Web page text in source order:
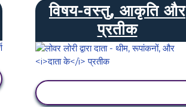
विषय-वस्तु, आकृति और
प्रतीक